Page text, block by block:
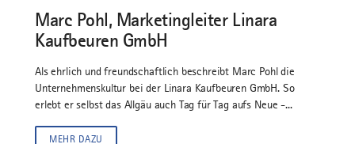
Marc Pohl, Marketingleiter Linara
Kaufbeuren GmbH
Als ehrlich und freundschaftlich beschreibt Marc Pohl die
Unternehmenskultur bei der Linara Kaufbeuren GmbH. So
erlebt er selbst das Allgäu auch Tag für Tag aufs Neue -...
MEHR DAZU